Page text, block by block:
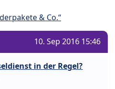
& Co.“
10. Sep 2016 15:46
in der Regel?